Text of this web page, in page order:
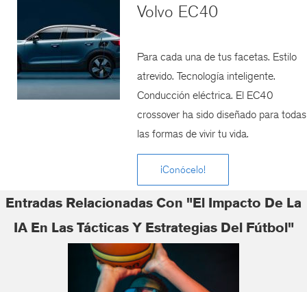
Volvo EC40
Para cada una de tus facetas. Estilo
atrevido. Tecnología inteligente.
Conducción eléctrica. El EC40
crossover ha sido diseñado para todas
las formas de vivir tu vida.
¡Conócelo!
Entradas Relacionadas Con "El Impacto De La
IA En Las Tácticas Y Estrategias Del Fútbol"